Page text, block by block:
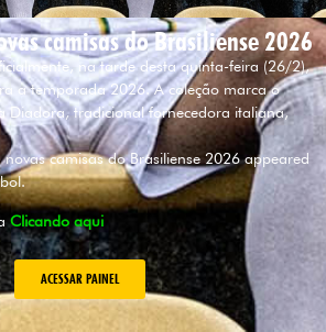
camisas do Brasiliense 2026
na tarde desta quinta-feira (26/2),
a temporada 2026. A coleção marca o
Diadora, tradicional fornecedora italiana,
camisas do Brasiliense 2026 appeared
Clicando aqui
ACESSAR PAINEL